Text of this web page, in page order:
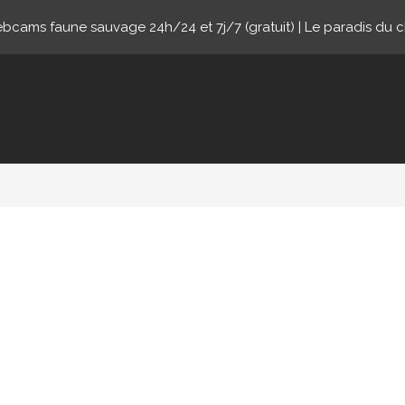
faune sauvage 24h/24 et 7j/7 (gratuit) | Le paradis du